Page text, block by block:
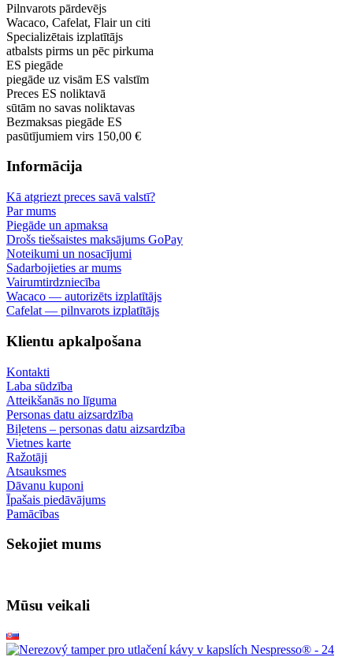
Pilnvarots pārdevējs
Wacaco, Cafelat, Flair un citi
Specializētais izplatītājs
atbalsts pirms un pēc pirkuma
ES piegāde
piegāde uz visām ES valstīm
Preces ES noliktavā
sūtām no savas noliktavas
Bezmaksas piegāde ES
pasūtījumiem virs 150,00 €
Informācija
Kā atgriezt preces savā valstī?
Par mums
Piegāde un apmaksa
Drošs tiešsaistes maksājums GoPay
Noteikumi un nosacījumi
Sadarbojieties ar mums
Vairumtirdzniecība
Wacaco — autorizēts izplatītājs
Cafelat — pilnvarots izplatītājs
Klientu apkalpošana
Kontakti
Laba sūdzība
Atteikšanās no līguma
Personas datu aizsardzība
Biļetens – personas datu aizsardzība
Vietnes karte
Ražotāji
Atsauksmes
Dāvanu kuponi
Īpašais piedāvājums
Pamācības
Sekojiet mums
Mūsu veikali